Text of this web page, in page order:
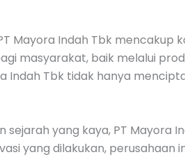
Mayora Indah Tbk mencakup
masyarakat, baik melalui
Indah Tbk tidak hanya
sejarah yang kaya, PT Mayora
yang dilakukan,